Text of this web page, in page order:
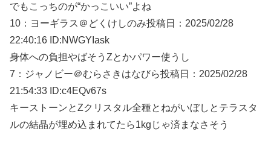
でもこっちのが“かっこいい”よね
10： ヨーギラス＠どくけしのみ投稿日：2025/02/28
22:40:16 ID:NWGYIask
身体への負担やばそうZとかパワー使うし
7： ジャノビー＠むらさきはなびら投稿日：2025/02/28
21:54:33 ID:c4EQv67s
キーストーンとZクリスタル全種とねがいぼしとテラスタ
ルの結晶が埋め込まれてたら1kgじゃ済まなさそう